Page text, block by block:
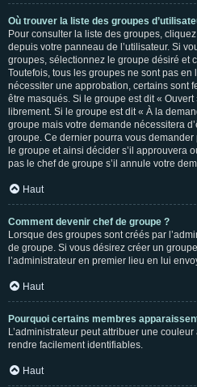
Où trouver la liste des groupes
Pour consulter la liste des groupes,
depuis votre panneau de l’utilisateur. Si
groupes, sélectionnez le groupe désiré et
Toutefois, tous les groupes ne sont pas
nécessiter une approbation, certains sont
être masqués. Si le groupe est dit «
librement. Si le groupe est dit « À la
groupe mais votre demande nécessitera
groupe. Ce dernier pourra vous
le groupe et ainsi décider s’il approuvera
pas le chef de groupe s’il annule votre
Haut
Comment devenir chef de groupe ?
Lorsque des groupes sont créés par
de groupe. Si vous désirez créer un
l’administrateur en premier lieu en lui
Haut
Pourquoi certains membres
L’administrateur peut attribuer une
rendre facilement identifiables.
Haut